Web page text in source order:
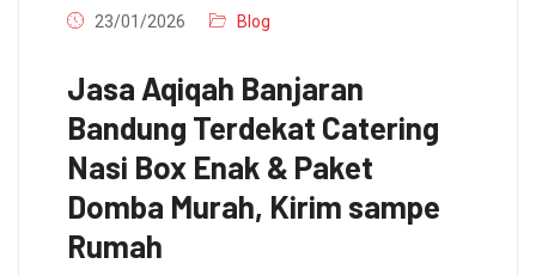
23/01/2026
Blog
Jasa Aqiqah Banjaran
Bandung Terdekat Catering
Nasi Box Enak & Paket
Domba Murah, Kirim sampe
Rumah